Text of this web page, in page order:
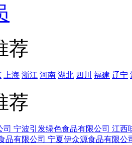
荐
上海 浙江 河南 湖北 四川 福建 辽宁
荐
司 宁波引发绿色食品有限公司 江西
品有限公司 宁夏伊众源食品有限公